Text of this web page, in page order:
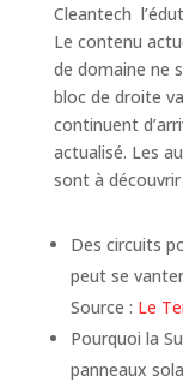
Cleantech
Le contenu
de domaine ne
bloc de droite
continuent
actualisé. Les
sont à
Des circuits
peut se
Source : Le
Pourquoi la
panneaux